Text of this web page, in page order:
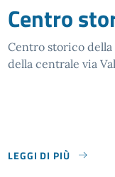
Centro
Centro storico della
della centrale via
LEGGI DI PIÙ
SU CENTRO STORICO